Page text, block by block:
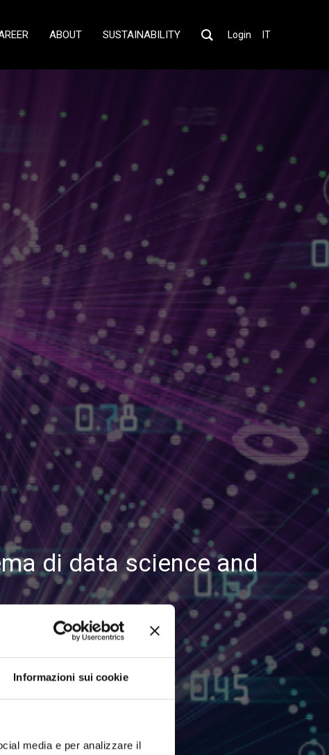
Informazioni sui cookie
media e per analizzare il
ABOUT SUSTAINABILITY Login IT
di data science and